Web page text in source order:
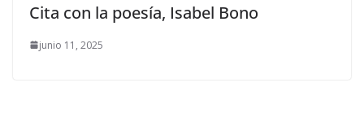
Cita con la poesía, Isabel Bono
junio 11, 2025